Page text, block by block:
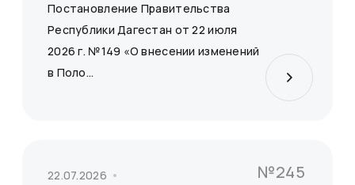
Постановление Правительства
Республики Дагестан от 22 июля
2026 г. №149 «О внесении изменений
в Поло...
22.07.2026
№245